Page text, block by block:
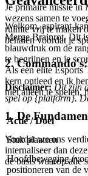
Je primaire missie in
wezens samen te
ruimte vrij te maken
behalen voordat je
2.
Disclaimer: Dit zijn
spel op {platform}.
Actie / Doel
Stuk plaatsen
Hoofdbeweging
positioneren van de
Welkom, aspirant-
Merge Brainrot. Dit
blauwdruk om de
te begrijpen en je
Als een elite Esports
kern ontleed en ik
niet alleen te spelen,
1. De
Voordat we ons
internaliseer dan
de basis waarop alle